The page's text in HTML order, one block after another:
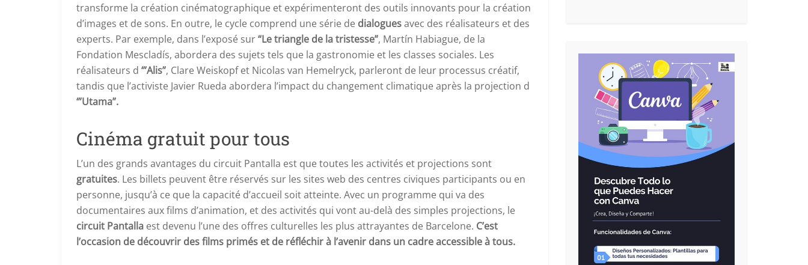
transforme la création cinématographique et expérimenteront des outils innovants pour la création
d’images et de sons. En outre, le cycle comprend une série de dialoguesavec des réalisateurs et des
experts. Par exemple, dans l’exposé sur“Le triangle de la tristesse”, Martín Habiague, de la
Fondation Mescladís, abordera des sujets tels que la gastronomie et les classes sociales. Les
réalisateurs d ‘”Alis”, Clare Weiskopf et Nicolas van Hemelryck, parleront de leur processus créatif,
tandis que l’activiste Javier Rueda abordera l’impact du changement climatique après la projection d
‘”Utama”.
Cinéma gratuit pour tous
L’un des grands avantages du circuit Pantalla est que toutes les activités et projections sont
gratuites. Les billets peuvent être réservés sur les sites web des centres civiques participants ou en
personne, jusqu’à ce que la capacité d’accueil soit atteinte. Avec un programme qui va des
documentaires aux films d’animation, et des activités qui vont au-delà des simples projections, le
circuit Pantalla est devenu l’une des offres culturelles les plus attrayantes de Barcelone. C’est
l’occasion de découvrir des films primés et de réfléchir à l’avenir dans un cadre accessible à tous.